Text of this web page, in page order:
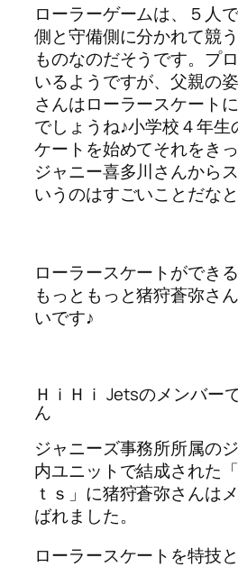
ローラーゲームは、５人
側と守備側に分かれて競
ものなのだそうです。プ
いるようですが、父親の
さんはローラースケート
でしょうね♪小学校４年生
ケートを始めてそれをき
ジャニー喜多川さんから
いうのはすごいことだな
ローラースケートができ
もっともっと猪狩蒼弥さ
いです♪
ＨｉＨｉ Jetsのメンバー
ん
ジャニーズ事務所所属の
内ユニットで結成された
ｔｓ」に猪狩蒼弥さんは
ばれました。
ローラースケートを特技